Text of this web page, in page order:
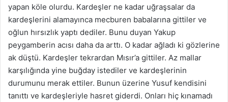
yapan köle olurdu. Kardeşler ne kadar uğraşsalar da
kardeşlerini alamayınca mecburen babalarına gittiler ve
oğlun hırsızlık yaptı dediler. Bunu duyan Yakup
peygamberin acısı daha da arttı. O kadar ağladı ki gözlerine
ak düştü. Kardeşler tekrardan Mısır’a gittiler. Az mallar
karşılığında yine buğday istediler ve kardeşlerinin
durumunu merak ettiler. Bunun üzerine Yusuf kendisini
tanıttı ve kardeşleriyle hasret giderdi. Onları hiç kınamadı